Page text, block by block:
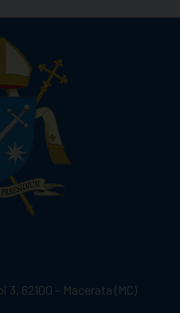
62100 – Macerata (MC)